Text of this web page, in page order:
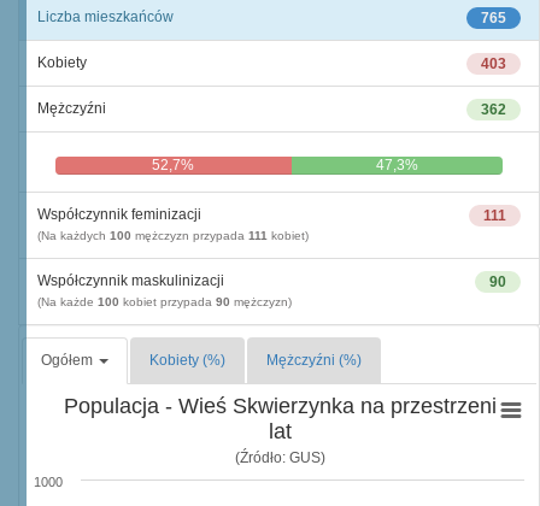
765
Liczba mieszkańców
403
Kobiety
362
Mężczyźni
52,7% 47,3%
111
Współczynnik feminizacji
(Na każdych 100 mężczyzn przypada 111 kobiet)
90
Współczynnik maskulinizacji
(Na każde 100 kobiet przypada 90 mężczyzn)
Ogółem Kobiety (%) Mężczyźni (%)
Populacja - Wieś Skwierzynka na przestrzeni
lat
(Źródło: GUS)
1000